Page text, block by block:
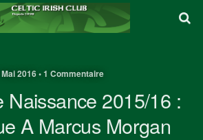
2016 • 1 Commentaire
Naissance 2015/16 :
A Marcus Morgan